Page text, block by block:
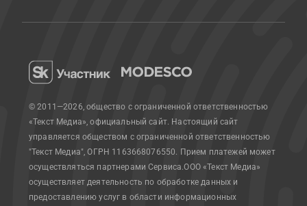
© 2011—2026, общество с ограниченной ответственностью
«Текст Медиа», официальный сайт. Настоящий сайт
управляется обществом с ограниченной ответственностью
"Текст Медиа", ОГРН 1163668076550. Прием платежей может
осуществляться партнерами Сервиса.ООО «Текст Медиа»
осуществляет деятельность по обработке данных и
предоставлению услуг в области информационных